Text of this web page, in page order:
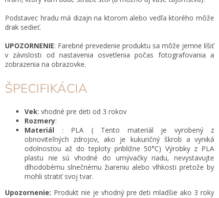
Podstavec hradu má dizajn na ktorom alebo vedľa ktorého môže
drak sedieť.
UPOZORNENIE: Farebné prevedenie produktu sa môže jemne líšiť
v závislosti od nastavenia osvetlenia počas fotografovania a
zobrazenia na obrazovke.
ŠPECIFIKÁCIA
Vek: vhodné pre deti od 3 rokov
Rozmery:
Materiál : PLA ( Tento materiál je vyrobený z
obnoviteľných zdrojov, ako je kukuričný škrob a vyniká
odolnosťou až do teploty približne 50°C) Výrobky z PLA
plastu nie sú vhodné do umývačky riadu, nevystavujte
dlhodobému slnečnému žiareniu alebo vlhkosti pretože by
mohli stratiť svoj tvar.
Upozornenie: Produkt nie je vhodný pre deti mladšie ako 3 roky